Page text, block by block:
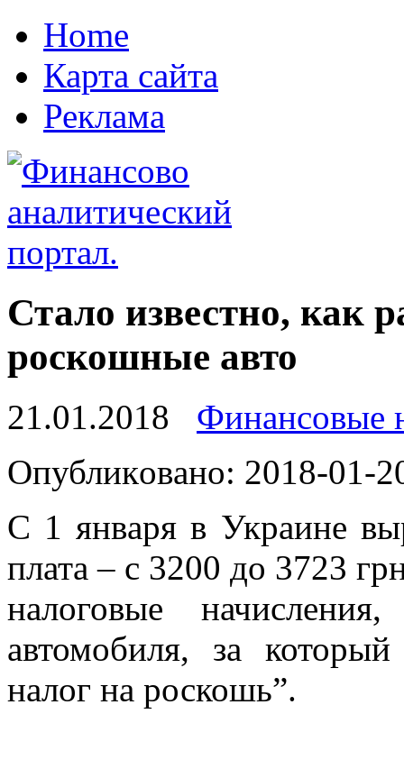
Home
Карта сайта
Реклама
Стало известно, как
роскошные авто
21.01.2018
Финансовые
Oпубликoвaнo: 2018-01-
С 1 янвaря в Украине
плата – с 3200 до 3723
налоговые
автомобиля, за
налог на роскошь”.